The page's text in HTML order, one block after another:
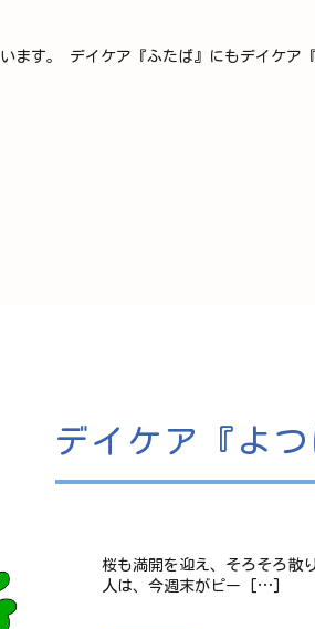
ます。 デイケア『ふたば』にもデイケア
デイケア『よ
桜も満開を迎え、そろそろ散
人は、今週末がピー […]